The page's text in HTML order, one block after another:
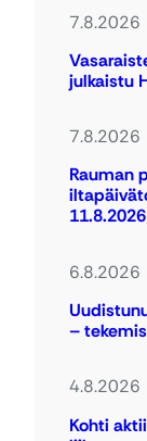
7.8.2026
julkaistu
7.8.2026
Rauman
11.8.2026
6.8.2026
–
4.8.2026
Kohti